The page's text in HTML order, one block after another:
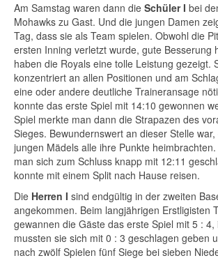
Am Samstag waren dann die Schüler I bei
Mohawks zu Gast. Und die jungen Damen
Tag, dass sie als Team spielen. Obwohl die
ersten Inning verletzt wurde, gute Besserung
haben die Royals eine tolle Leistung gezeigt.
konzentriert an allen Positionen und am
eine oder andere deutliche Traineransage
konnte das erste Spiel mit 14:10 gewonnen
Spiel merkte man dann die Strapazen des
Sieges. Bewundernswert an dieser Stelle
jungen Mädels alle ihre Punkte
man sich zum Schluss knapp mit 12:11
konnte mit einem Split nach Hause reisen.
Die Herren I sind endgültig in der zweiten
angekommen. Beim langjährigen Erstligisten
gewannen die Gäste das erste Spiel mit 5 : 4,
mussten sie sich mit 0 : 3 geschlagen geben
nach zwölf Spielen fünf Siege bei sieben